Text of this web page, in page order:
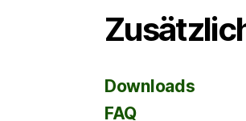
Downloads
FAQ